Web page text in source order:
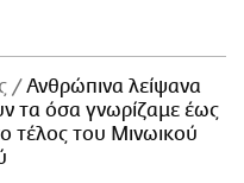
Ανθρώπινα λείψανα
τα όσα γνωρίζαμε έως
τέλος του Μινωικού